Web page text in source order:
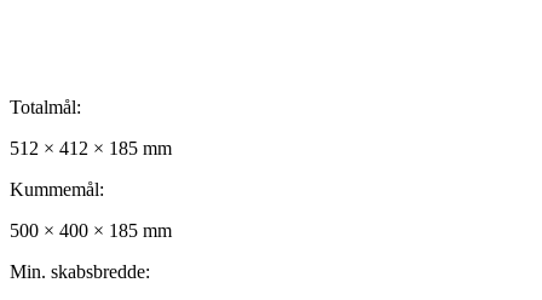
Totalmål:
512 × 412 × 185 mm
Kummemål:
500 × 400 × 185 mm
Min. skabsbredde: